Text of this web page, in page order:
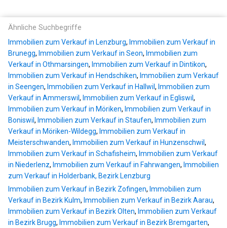
Ähnliche Suchbegriffe
Immobilien zum Verkauf in Lenzburg, Immobilien zum Verkauf in
Brunegg, Immobilien zum Verkauf in Seon, Immobilien zum
Verkauf in Othmarsingen, Immobilien zum Verkauf in Dintikon,
Immobilien zum Verkauf in Hendschiken, Immobilien zum Verkauf
in Seengen, Immobilien zum Verkauf in Hallwil , Immobilien zum
Verkauf in Ammerswil , Immobilien zum Verkauf in Egliswil ,
Immobilien zum Verkauf in Möriken, Immobilien zum Verkauf in
Boniswil , Immobilien zum Verkauf in Staufen, Immobilien zum
Verkauf in Möriken-Wildegg, Immobilien zum Verkauf in
Meisterschwanden, Immobilien zum Verkauf in Hunzenschwil ,
Immobilien zum Verkauf in Schafisheim, Immobilien zum Verkauf
in Niederlenz, Immobilien zum Verkauf in Fahrwangen, Immobilien
zum Verkauf in Holderbank, Bezirk Lenzburg
Immobilien zum Verkauf in Bezirk Zofingen, Immobilien zum
Verkauf in Bezirk Kulm, Immobilien zum Verkauf in Bezirk Aarau,
Immobilien zum Verkauf in Bezirk Olten, Immobilien zum Verkauf
in Bezirk Brugg, Immobilien zum Verkauf in Bezirk Bremgarten,